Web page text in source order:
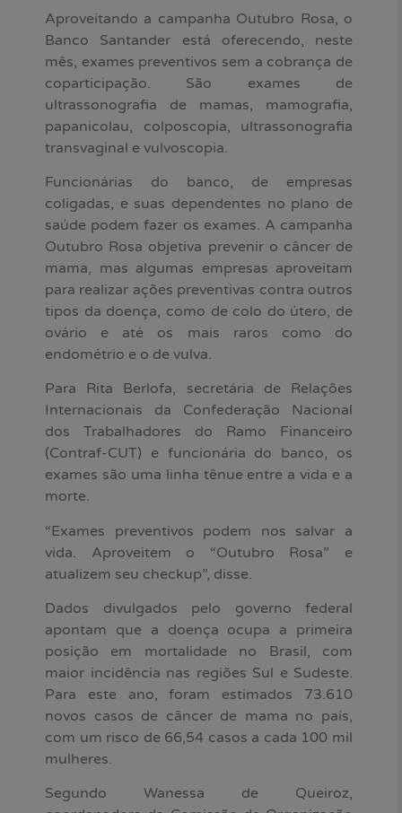
Aproveitando a campanha Outubro Rosa, o
Banco Santander está oferecendo, neste
mês, exames preventivos sem a cobrança de
coparticipação. São exames de
ultrassonografia de mamas, mamografia,
papanicolau, colposcopia, ultrassonografia
transvaginal e vulvoscopia.
Funcionárias do banco, de empresas
coligadas, e suas dependentes no plano de
saúde podem fazer os exames. A campanha
Outubro Rosa objetiva prevenir o câncer de
mama, mas algumas empresas aproveitam
para realizar ações preventivas contra outros
tipos da doença, como de colo do útero, de
ovário e até os mais raros como do
endométrio e o de vulva.
Para Rita Berlofa, secretária de Relações
Internacionais da Confederação Nacional
dos Trabalhadores do Ramo Financeiro
(Contraf-CUT) e funcionária do banco, os
exames são uma linha tênue entre a vida e a
morte.
“Exames preventivos podem nos salvar a
vida. Aproveitem o “Outubro Rosa” e
atualizem seu checkup”, disse.
Dados divulgados pelo governo federal
apontam que a doença ocupa a primeira
posição em mortalidade no Brasil, com
maior incidência nas regiões Sul e Sudeste.
Para este ano, foram estimados 73.610
novos casos de câncer de mama no país,
com um risco de 66,54 casos a cada 100 mil
mulheres.
Segundo Wanessa de Queiroz,